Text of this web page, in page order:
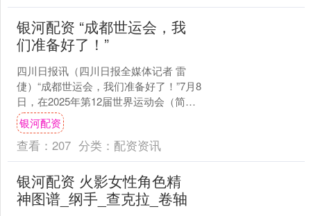
银河配资 “成都世运会，我
们准备好了！”
四川日报讯（四川日报全媒体记者 雷
倢）“成都世运会，我们准备好了！”7月8
日，在2025年第12届世界运动会（简称
成都世运会）开幕倒计时30天之际，成
都世运会城....
银河配资
查看： 207 分类： 配资资讯
银河配资 火影女性角色精
神图谱_纲手_查克拉_卷轴